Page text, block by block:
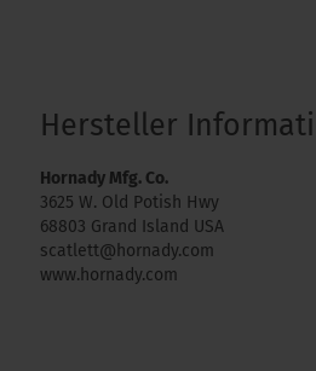
Hersteller
Hornady Mfg. Co.
3625 W. Old Potish Hwy
68803 Grand Island USA
scatlett@hornady.com
www.hornady.com